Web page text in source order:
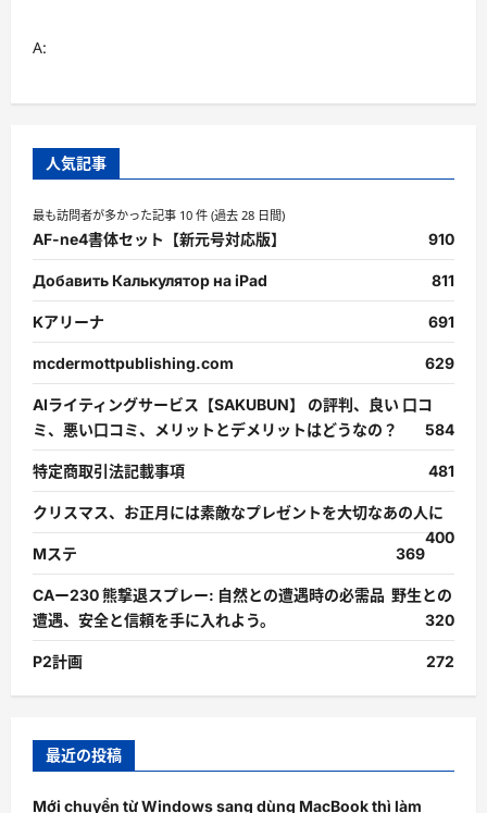
A:
人気記事
最も訪問者が多かった記事 10 件 (過去 28 日間)
AF-ne4書体セット【新元号対応版】 910
Добавить Калькулятор на iPad 811
Kアリーナ 691
mcdermottpublishing.com 629
AIライティングサービス【SAKUBUN】 の評判、良い 口コ
ミ、悪い口コミ、メリットとデメリットはどうなの？
584
特定商取引法記載事項 481
クリスマス、お正月には素敵なプレゼントを大切なあの人に
400
Mステ
369
CAー230 熊撃退スプレー: 自然との遭遇時の必需品 野生との
遭遇、安全と信頼を手に入れよう。
320
P2計画 272
最近の投稿
Mới chuyển từ Windows sang dùng MacBook thì làm